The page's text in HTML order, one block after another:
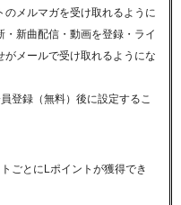
メルマガを受け取れるように
新曲配信・動画を登録・ライ
メールで受け取れるようにな
登録（無料）後に設定するこ
ごとにLポイントが獲得でき